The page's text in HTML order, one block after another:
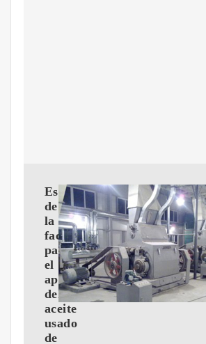
Estudio
de
la
factibilidad
para
el
aprovechamiento
del
aceite
usado
de